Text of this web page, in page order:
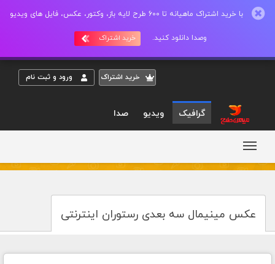
با خرید اشتراک ماهیانه تا 600 طرح لایه باز، وکتور، عکس، فایل های ویدیو
وصدا دانلود کنید. خرید اشتراک
خريد اشتراک ورود و ثبت نام
گرافیک ویدیو صدا
عکس مینیمال سه بعدی رستوران اینترنتی